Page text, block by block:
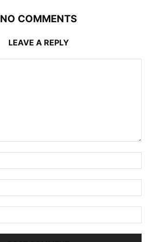
NO COMMENTS
LEAVE A REPLY